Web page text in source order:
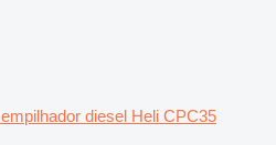
empilhador diesel Heli CPC35